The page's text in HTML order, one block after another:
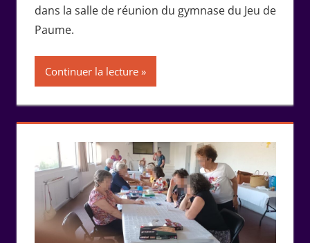
dans la salle de réunion du gymnase du Jeu de
Paume.
Continuer la lecture